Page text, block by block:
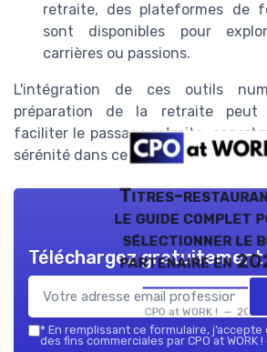
retraite, des plateformes de
sont disponibles pour
carrières ou passions.
L'intégration de ces outils
préparation de la retraite peut
faciliter le passage retraite,
sérénité dans cette phase de vie.
Titres-
le guide complet
sélectionner le
partenaire en
CPO at WORK ! — 2026
Téléchargez gratuitement
* En remplissant ce formulaire, j’accepte
des fins commerciales par CPO at WORK